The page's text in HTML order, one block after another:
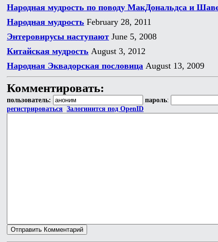
Народная мудрость по поводу МакДональдса и
Народная мудрость February 28, 2011
Энтеровирусы наступают June 5, 2008
Китайская мудрость August 3, 2012
Народная Эквадорская пословица August 13, 2009
Комментировать:
пользователь: пароль:
регистрироваться Залогинится под OpenID